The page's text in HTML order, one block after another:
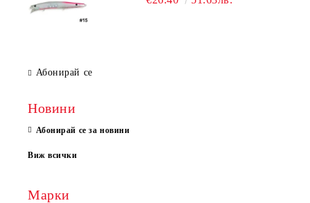
Абонирай се
Новини
Абонирай се за новини
Виж всички
Марки